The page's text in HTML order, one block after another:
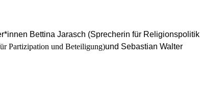
Bettina Jarasch (Sprecherin für Religionspolitik
Partizipation und Beteiligung)und Sebastian Walter